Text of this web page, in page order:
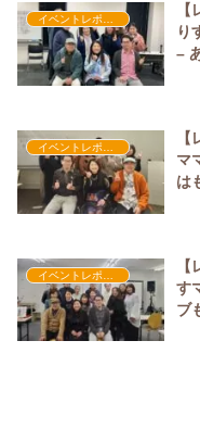
り
–
マ
は
す
ブ